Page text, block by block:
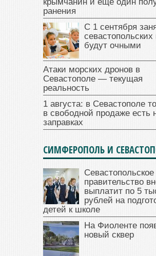
крымчанин и еще один
ранения
С 1 сентября
будут очными
Атаки морских дронов в
Севастополе — текущая
реальность
1 августа: в Севастополе
в свободной продаже есть
заправках
СИМФЕРОПОЛЬ И
Севастопольское
правительство
выплатит по 5
рублей на
детей к школе
На Фиоленте
новый сквер